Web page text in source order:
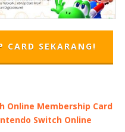
CARD SEKARANG!
Online Membership Card
Switch Online